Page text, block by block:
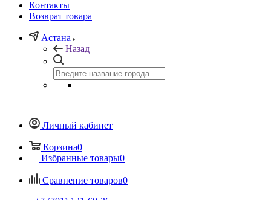
Контакты
Возврат товара
Астана
Назад
Личный кабинет
Корзина0
Избранные товары0
Сравнение товаров0